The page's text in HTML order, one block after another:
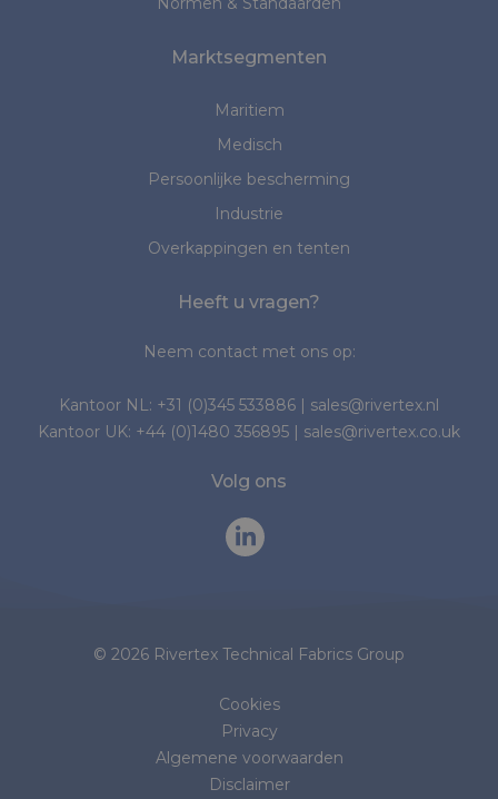
Marktsegmenten
Maritiem
Medisch
Persoonlijke bescherming
Industrie
Overkappingen en tenten
Heeft u vragen?
Neem contact met ons op:
Kantoor NL: +31 (0)345 533886 | sales@rivertex.nl
Kantoor UK: +44 (0)1480 356895 | sales@rivertex.co.uk
Volg ons
© 2026 Rivertex Technical Fabrics Group
Cookies
Privacy
Algemene voorwaarden
Disclaimer